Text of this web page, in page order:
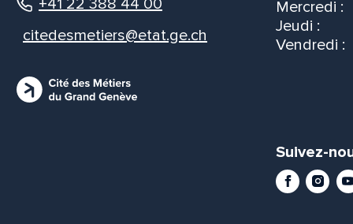
+41 22 388 44 00
citedesmetiers@etat.ge.ch
Mercredi :
Jeudi :
Vendredi :
Suivez-
Facebook